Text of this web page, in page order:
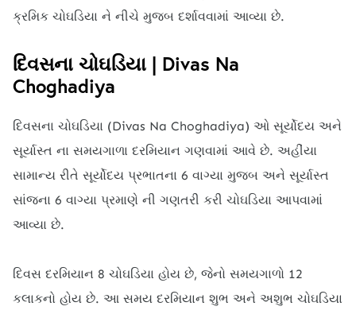
ક્રમિક ચોઘડિયા ને નીચે મુજબ દર્શાવવામાં આવ્યા છે.
દિવસના ચોઘડિયા | Divas Na
Choghadiya
દિવસના ચોઘડિયા (Divas Na Choghadiya) ઓ સૂર્યોદય અને
સૂર્યાસ્ત ના સમયગાળા દરમિયાન ગણવામાં આવે છે. અહીંયા
સામાન્ય રીતે સૂર્યોદય પ્રભાતના 6 વાગ્યા મુજબ અને સૂર્યાસ્ત
સાંજના 6 વાગ્યા પ્રમાણે ની ગણતરી કરી ચોઘડિયા આપવામાં
આવ્યા છે.
દિવસ દરમિયાન 8 ચોઘડિયા હોય છે, જેનો સમયગાળો 12
કલાકનો હોય છે. આ સમય દરમિયાન શુભ અને અશુભ ચોઘડિયા